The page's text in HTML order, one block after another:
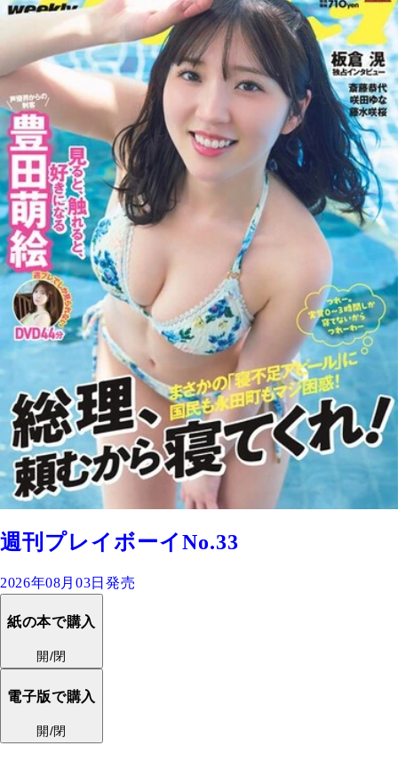
週刊プレイボーイNo.33
2026年08月03日発売
紙の本で購入
開/閉
電子版で購入
開/閉